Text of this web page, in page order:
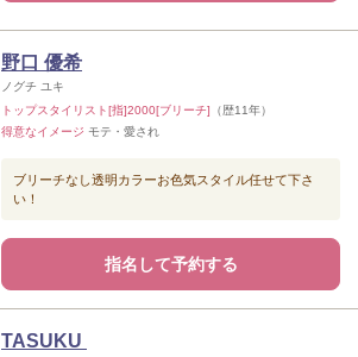
野口 優希
ノグチ ユキ
トップスタイリスト[指]2000[ブリーチ] （歴11年）
得意なイメージ モテ・愛され
ブリーチなし透明カラーお色気スタイル任せて下さ
い！
指名して予約する
TASUKU